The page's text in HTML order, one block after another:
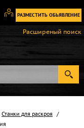
РАЗМЕСТИТЬ ОБЬЯВЛЕНИЕ
Вход
Регистрация
Расширеный поиск
Станки для раскроя